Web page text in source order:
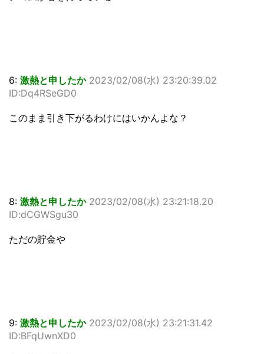
6: 激熱と申したか 2023/02/08(水) 23:20:39.02
ID:Dq4RSeGD0
このまま引き下がるわけにはいかんよな？
8: 激熱と申したか 2023/02/08(水) 23:21:18.20
ID:dCGWSgu30
ただの貯金や
9: 激熱と申したか 2023/02/08(水) 23:21:31.42
ID:BFqUwnXD0